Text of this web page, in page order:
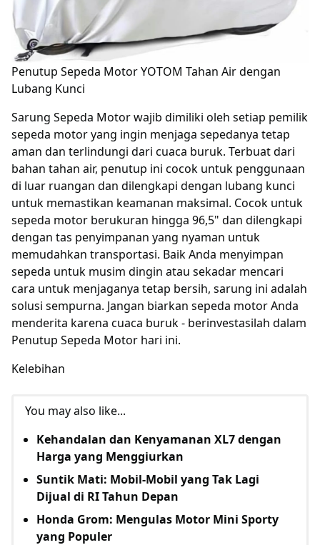
Penutup Sepeda Motor YOTOM Tahan Air dengan
Lubang Kunci
Sarung Sepeda Motor wajib dimiliki oleh setiap pemilik
sepeda motor yang ingin menjaga sepedanya tetap
aman dan terlindungi dari cuaca buruk. Terbuat dari
bahan tahan air, penutup ini cocok untuk penggunaan
di luar ruangan dan dilengkapi dengan lubang kunci
untuk memastikan keamanan maksimal. Cocok untuk
sepeda motor berukuran hingga 96,5" dan dilengkapi
dengan tas penyimpanan yang nyaman untuk
memudahkan transportasi. Baik Anda menyimpan
sepeda untuk musim dingin atau sekadar mencari
cara untuk menjaganya tetap bersih, sarung ini adalah
solusi sempurna. Jangan biarkan sepeda motor Anda
menderita karena cuaca buruk - berinvestasilah dalam
Penutup Sepeda Motor hari ini.
Kelebihan
You may also like...
Kehandalan dan Kenyamanan XL7 dengan
Harga yang Menggiurkan
Suntik Mati: Mobil-Mobil yang Tak Lagi
Dijual di RI Tahun Depan
Honda Grom: Mengulas Motor Mini Sporty
yang Populer